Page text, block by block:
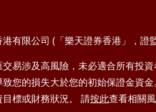
有限公司 (「樂天證券香港」，證
易涉及高風險，未必適合所有投
您的損失大於您的初始保證金資
目標或財務狀況。 請按此查看相關風